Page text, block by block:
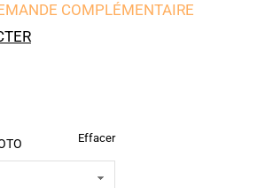
COMPLÉMENTAIRE
Effacer